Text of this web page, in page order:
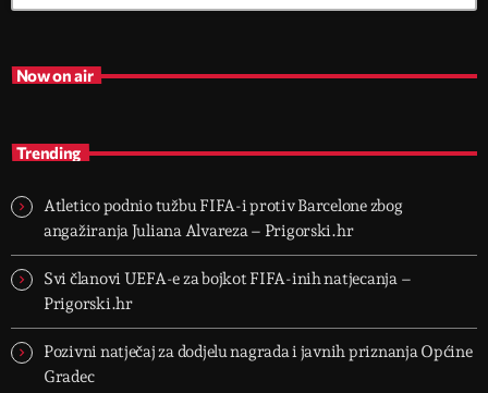
Now on air
Trending
Atletico podnio tužbu FIFA-i protiv Barcelone zbog
angažiranja Juliana Alvareza – Prigorski.hr
Svi članovi UEFA-e za bojkot FIFA-inih natjecanja –
Prigorski.hr
Pozivni natječaj za dodjelu nagrada i javnih priznanja Općine
Gradec